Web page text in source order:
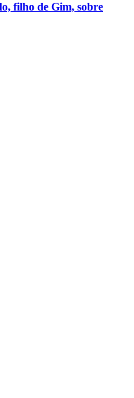
filho de Gim, sobre